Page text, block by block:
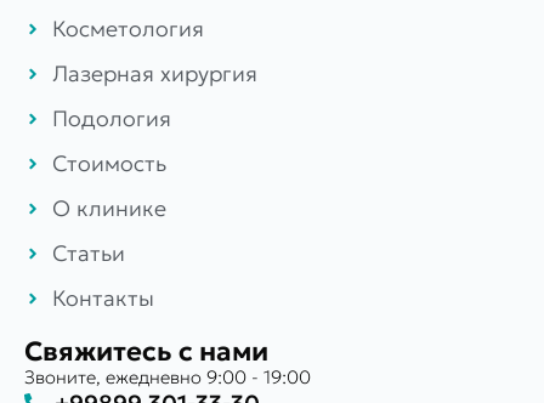
Косметология
Лазерная хирургия
Подология
Стоимость
О клинике
Статьи
Контакты
Свяжитесь с нами
Звоните, ежедневно 9:00 - 19:00